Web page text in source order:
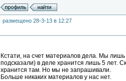
размещено 28-3-13 в 12:27
Кстати, на счет материалов дела. Мы
подсказали) в деле хранится лишь 5 лет.
хранится там. Но мы не запрашивали.
Больше никаких материалов у нас нет.